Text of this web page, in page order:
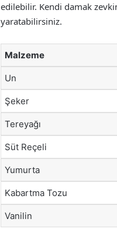
edilebilir. Kendi damak
yaratabilirsiniz.
Malzeme
Un
Şeker
Tereyağı
Süt Reçeli
Yumurta
Kabartma Tozu
Vanilin